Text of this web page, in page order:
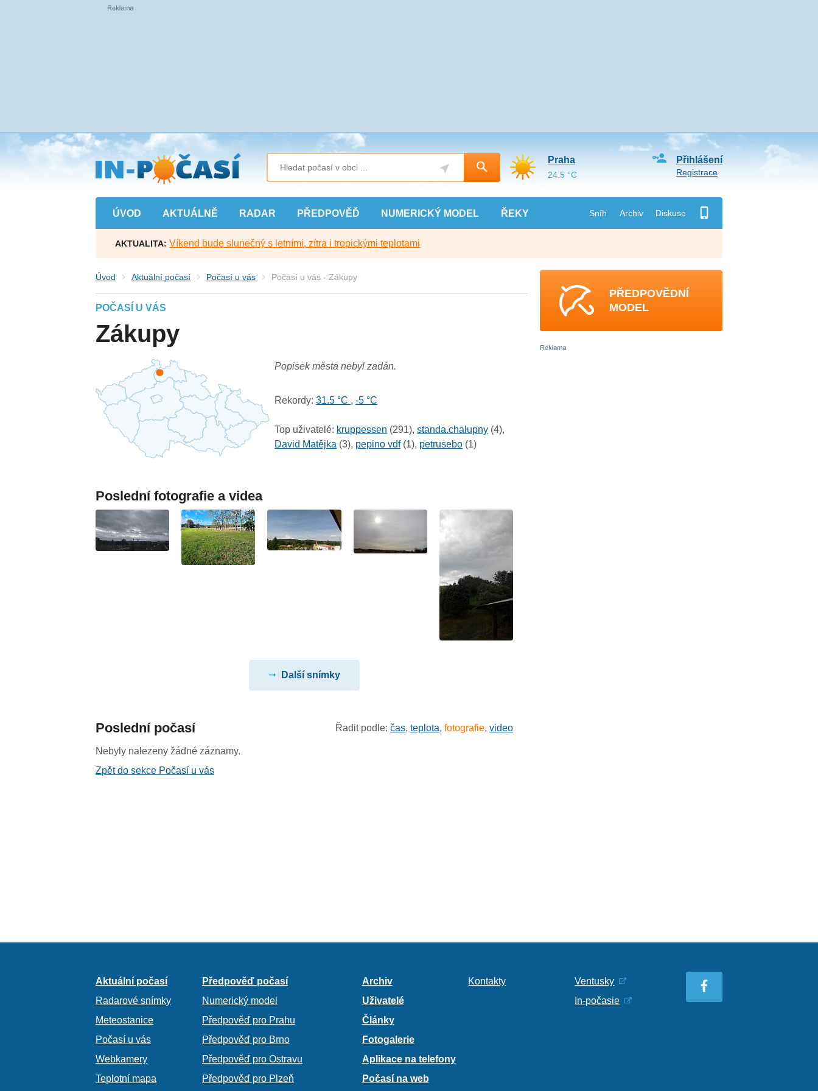
Přejít
na
hlavní
obsah
ÚVOD AKTUÁLNĚ RADAR PŘEDPOVĚĎ NUMERICKÝ MODEL ŘEKY Sníh Archiv Diskuse
Přihlášení
Registrace
Praha
24.5 °C
AKTUALITA: Víkend bude slunečný s letními, zítra i tropickými teplotami
Úvod Aktuální počasí Počasí u vás Počasí u vás - Zákupy
POČASÍ U VÁS
Zákupy
Popisek města nebyl zadán.
Rekordy: 31.5 °C ,-5 °C
Top uživatelé: kruppessen (291),standa.chalupny (4),
David Matějka (3), pepino vdf(1), petrusebo (1)
Poslední fotografie a videa
Další snímky
Poslední počasí Řadit podle: čas, teplota, fotografie, video
Nebyly nalezeny žádné záznamy.
Zpět do sekce Počasí u vás
PŘEDPOVĚDNÍ
MODEL
Aktuální počasí
Radarové snímky
Meteostanice
Počasí u vás
Webkamery
Teplotní mapa
Předpověď počasí
Numerický model
Předpověď pro Prahu
Předpověď pro Brno
Předpověď pro Ostravu
Předpověď pro Plzeň
Archiv
Uživatelé
Články
Fotogalerie
Aplikace na telefony
Počasí na web
Kontakty
Ventusky
In-počasie